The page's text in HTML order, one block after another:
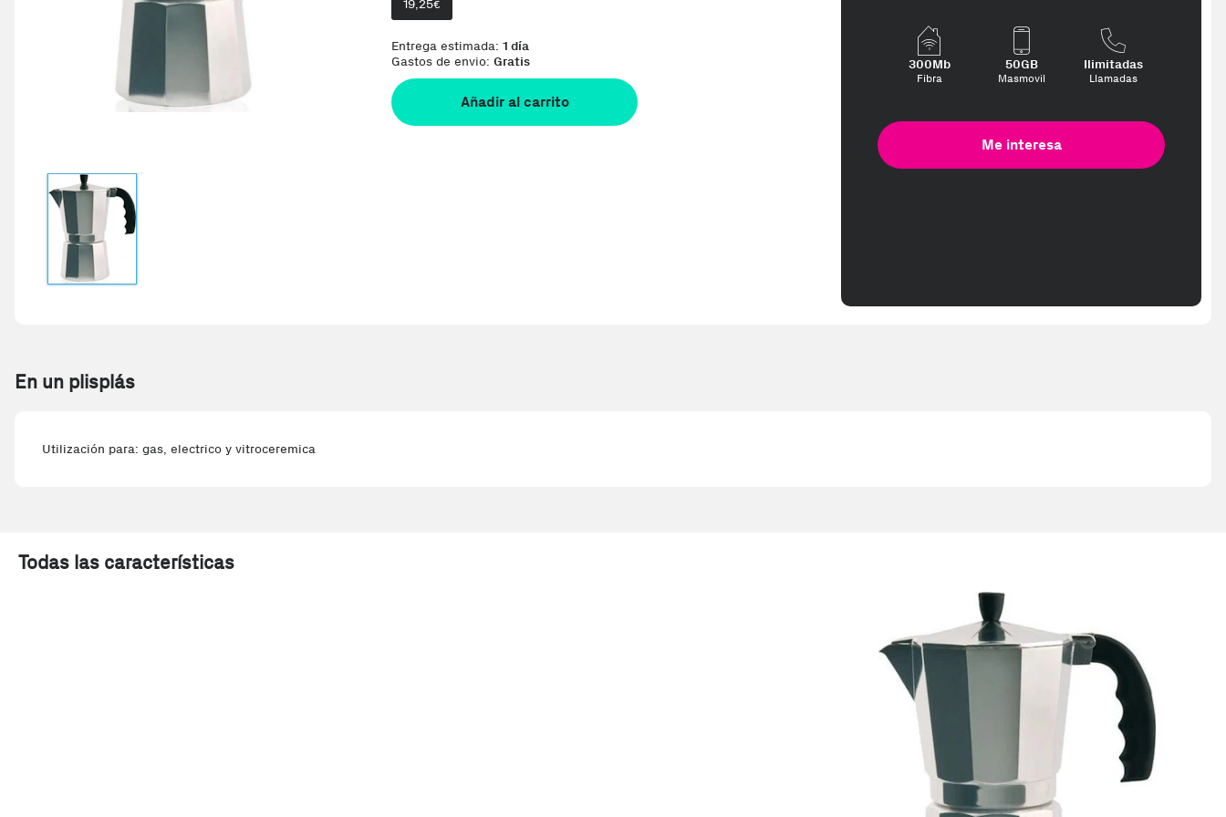
19,25€
Entrega estimada: 1 día
Gastos de envio: Gratis
Añadir al carrito
300Mb
Fibra
50GB
Masmovil
Ilimitadas
Llamadas
Me interesa
En un plisplás
Utilización para: gas, electrico y vitroceremica
Todas las características